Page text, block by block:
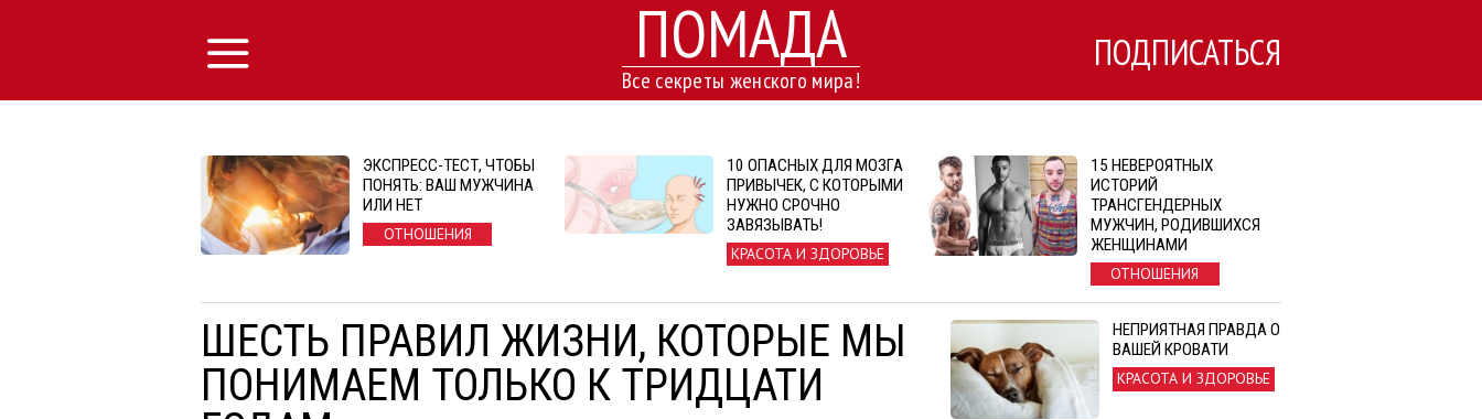
ПОМАДА
Все секреты женского мира!
ПОДПИСАТЬСЯ
ЭКСПРЕСС-ТЕСТ, ЧТОБЫ
ПОНЯТЬ: ВАШ МУЖЧИНА
ИЛИ НЕТ
ОТНОШЕНИЯ
10 ОПАСНЫХ ДЛЯ МОЗГА
ПРИВЫЧЕК, С КОТОРЫМИ
НУЖНО СРОЧНО
ЗАВЯЗЫВАТЬ!
КРАСОТА И ЗДОРОВЬЕ
15 НЕВЕРОЯТНЫХ
ИСТОРИЙ
ТРАНСГЕНДЕРНЫХ
МУЖЧИН, РОДИВШИХСЯ
ЖЕНЩИНАМИ
ОТНОШЕНИЯ
ШЕСТЬ ПРАВИЛ ЖИЗНИ, КОТОРЫЕ МЫ
ПОНИМАЕМ ТОЛЬКО К ТРИДЦАТИ
НЕПРИЯТНАЯ ПРАВДА О
ВАШЕЙ КРОВАТИ
КРАСОТА И ЗДОРОВЬЕ